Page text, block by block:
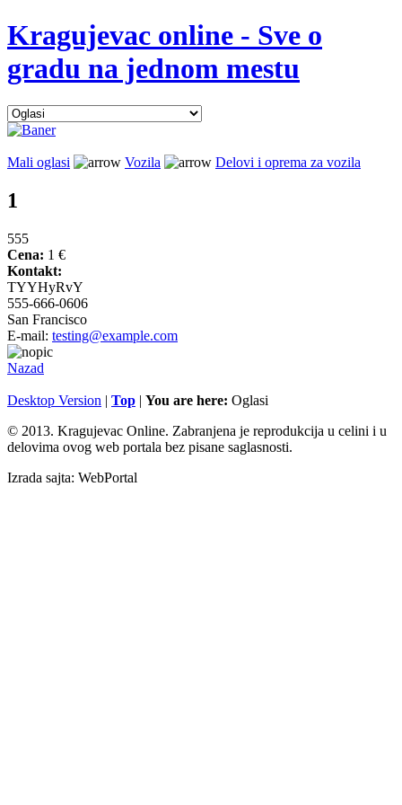
Kragujevac online - Sve o
gradu na jednom mestu
Mali oglasi Vozila Delovi i oprema za vozila
1
555
Cena: 1 €
Kontakt:
TYYHyRvY
555-666-0606
San Francisco
E-mail: testing@example.com
Nazad
Desktop Version | Top | You are here: Oglasi
© 2013. Kragujevac Online. Zabranjena je reprodukcija u celini i u
delovima ovog web portala bez pisane saglasnosti.
Izrada sajta: WebPortal